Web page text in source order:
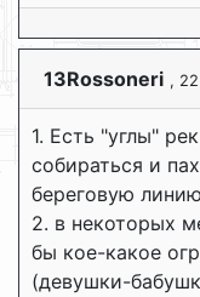
13Rossoneri ,
1. Есть "углы"
собираться и
береговую
2. в некоторых
бы кое-какое
(девушки-